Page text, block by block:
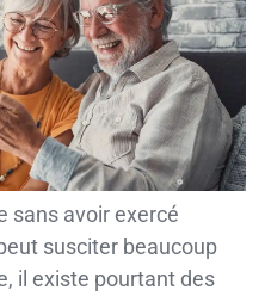
sans avoir exercé
susciter beaucoup
il existe pourtant des